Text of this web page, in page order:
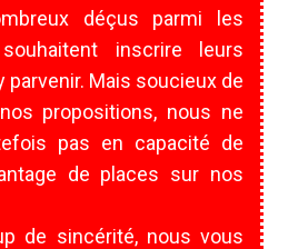
déçus parmi les
inscrire leurs
parvenir. Mais soucieux de
propositions, nous ne
pas en capacité de
de places sur nos
de sincérité, nous vous